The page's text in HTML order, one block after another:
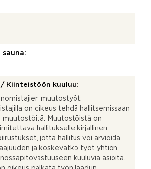
sauna:
Kiinteistöön kuuluu:
muutostyöt:
on oikeus tehdä hallitsemissaan
muutostöitä. Muutostöistä on
hallitukselle kirjallinen
jotta hallitus voi arvioida
ja koskevatko työt yhtiön
kuuluvia asioita.